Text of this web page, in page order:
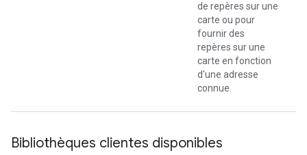
de repères sur une
carte ou pour
fournir des
repères sur une
carte en fonction
d'une adresse
connue.
Bibliothèques clientes disponibles